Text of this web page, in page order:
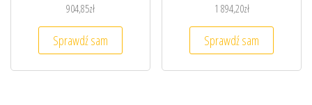
904,85zł
Sprawdź sam
1 894,20zł
Sprawdź sam